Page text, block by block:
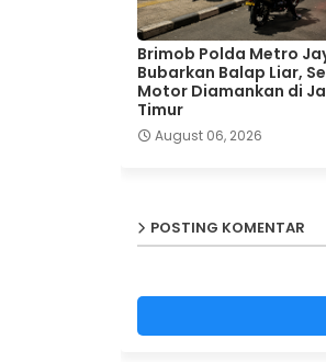
Brimob Polda Metro
Bubarkan Balap Liar,
Motor Diamankan di
Timur
August 06, 2026
POSTING KOMENTAR